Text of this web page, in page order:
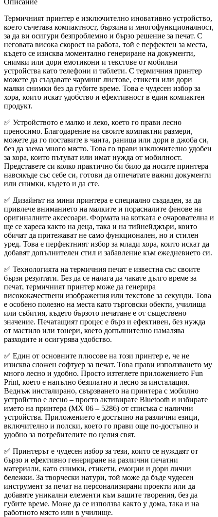
Термичният принтер е изключително иновативно устройство,
което съчетава компактност, бързина и многофункционалност,
за да ви осигури безпроблемно и бързо решение за печат. С
неговата висока скорост на работа, той е перфектен за места,
където се изисква моментално генериране на документи,
снимки или дори емотикони и текстове от мобилни
устройства като телефони и таблети. С термичния принтер
можете да създавате чарминг листове, етикети или дори
малки снимки без да губите време. Това е чудесен избор за
хора, които искат удобство и ефективност в един компактен
продукт.
✅ Устройството е малко и леко, което го прави лесно
преносимо. Благодарение на своите компактни размери,
можете да го поставите в чанта, раница или дори в джоба си,
без да заема много място. Това го прави изключително удобен
за хора, които пътуват или имат нужда от мобилност.
Представете си колко практично би било да носите принтера
навсякъде със себе си, готови да отпечатате важни документи
или снимки, където и да сте.
✅ Дизайнът на мини принтера е специално създаден, за да
привлече вниманието на малките и порасналите фенове на
оригиналните аксесоари. Формата на котката е очарователна и
ще се хареса както на деца, така и на тийнейджъри, които
обичат да притежават не само функционален, но и стилен
уред. Това е перфектният избор за млади хора, които искат да
добавят допълнителен стил и забавление към ежедневието си.
✅ Технологията на термичния печат е известна със своите
бързи резултати. Без да се налага да чакате дълго време за
печат, термичният принтер може да генерира
висококачествени изображения или текстове за секунди. Това
е особено полезно на места като търговски обекти, училища
или събития, където бързото печатане е от съществено
значение. Печатащият процес е бърз и ефективен, без нужда
от мастило или тонери, което допълнително намалява
разходите и осигурява удобство.
✅ Един от основните плюсове на този принтер е, че не
изисква сложен софтуер за печат. Това прави използването му
много лесно и удобно. Просто изтеглете приложението Fun
Print, което е напълно безплатно и лесно за инсталация.
Веднъж инсталирано, свързването на принтера с мобилно
устройство е лесно – просто активирате Bluetooth и избирате
името на принтера (MX 06 – 5286) от списъка с налични
устройства. Приложението е достъпно на различни езици,
включително и полски, което го прави още по-достъпно и
удобно за потребителите по целия свят.
✅ Принтерът е чудесен избор за тези, които се нуждаят от
бързо и ефективно генериране на различни печатни
материали, като снимки, етикети, емоции и дори лични
бележки. За творчески натури, той може да бъде чудесен
инструмент за печат на персонализирани проекти или да
добавяте уникални елементи към вашите творения, без да
губите време. Може да се използва както у дома, така и на
работното място или в училище.